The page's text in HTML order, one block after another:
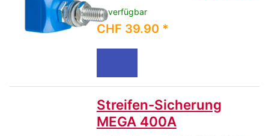
verfügbar
CHF 39.90 *
Streifen-Sicherung
MEGA 400A